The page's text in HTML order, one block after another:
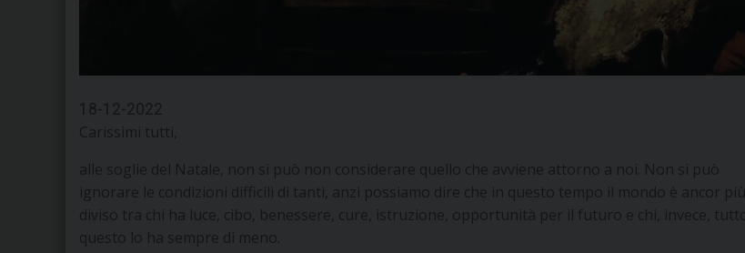
18-12-2022
Carissimi tutti,
alle soglie del Natale, non si può non considerare quello che avviene attorno a noi. Non si può
ignorare le condizioni difficili di tanti, anzi possiamo dire che in questo tempo il mondo è ancor più
diviso tra chi ha luce, cibo, benessere, cure, istruzione, opportunità per il futuro e chi, invece, tutto
questo lo ha sempre di meno.